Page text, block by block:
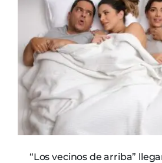
“Los vecinos de arriba”